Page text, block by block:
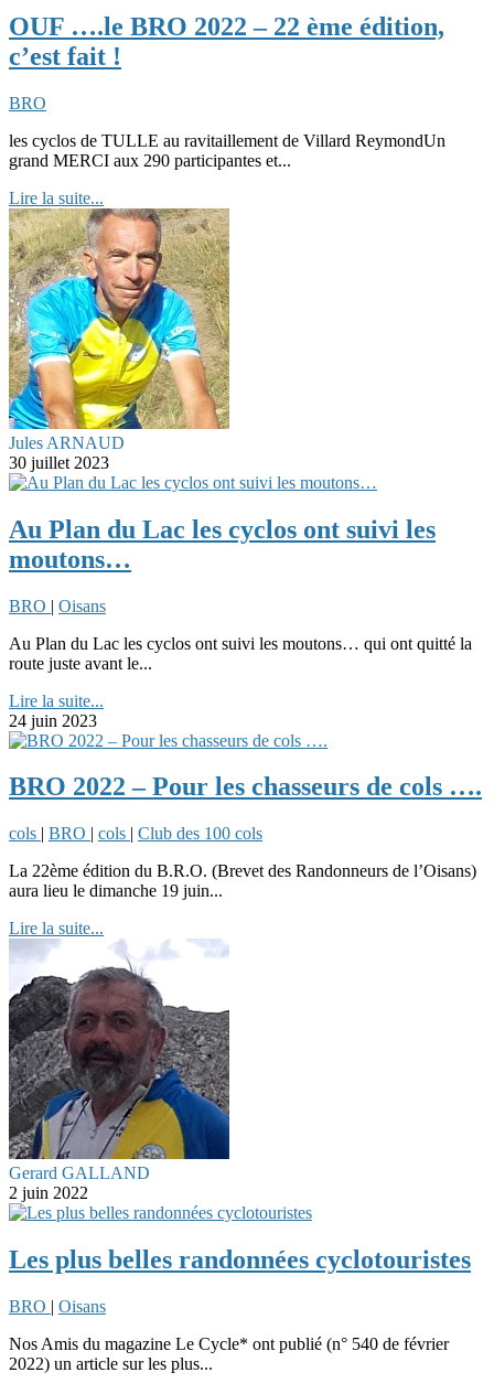
OUF ….le BRO 2022 – 22 ème édition,
c’est fait !
BRO
les cyclos de TULLE au ravitaillement de Villard ReymondUn
grand MERCI aux 290 participantes et...
Lire la suite...
Jules ARNAUD
30 juillet 2023
Au Plan du Lac les cyclos ont suivi les
moutons…
BRO | Oisans
Au Plan du Lac les cyclos ont suivi les moutons… qui ont quitté la
route juste avant le...
Lire la suite...
24 juin 2023
BRO 2022 – Pour les chasseurs de cols ….
cols | BRO | cols | Club des 100 cols
La 22ème édition du B.R.O. (Brevet des Randonneurs de l’Oisans)
aura lieu le dimanche 19 juin...
Lire la suite...
Gerard GALLAND
2 juin 2022
Les plus belles randonnées cyclotouristes
BRO | Oisans
Nos Amis du magazine Le Cycle* ont publié (n° 540 de février
2022) un article sur les plus...